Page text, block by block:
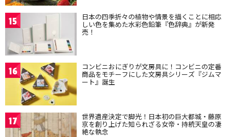
15 日本の四季折々の植物や情景を描くことに相応
しい色を集めた水彩色鉛筆『色辞典』が新発
売！
16 コンビニおにぎりが文房具に！コンビニの定番
商品をモチーフにした文房具シリーズ『ジムマ
ート』誕生
17 世界遺産決定で脚光！日本初の巨大都城・藤原
京を創り上げた知られざる女帝・持統天皇の凄
絶な執念